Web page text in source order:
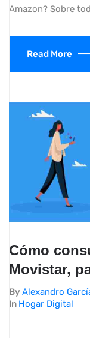
Amazon? Sobre
Read More
Cómo
Movistar,
By Alexandro
In Hogar Digital